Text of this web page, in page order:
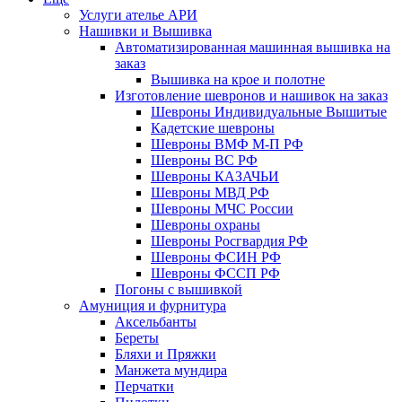
Услуги ателье АРИ
Нашивки и Вышивка
Автоматизированная машинная вышивка на
заказ
Вышивка на крое и полотне
Изготовление шевронов и нашивок на заказ
Шевроны Индивидуальные Вышитые
Кадетские шевроны
Шевроны ВМФ М-П РФ
Шевроны ВС РФ
Шевроны КАЗАЧЬИ
Шевроны МВД РФ
Шевроны МЧС России
Шевроны охраны
Шевроны Росгвардия РФ
Шевроны ФСИН РФ
Шевроны ФССП РФ
Погоны с вышивкой
Амуниция и фурнитура
Аксельбанты
Береты
Бляхи и Пряжки
Манжета мундира
Перчатки